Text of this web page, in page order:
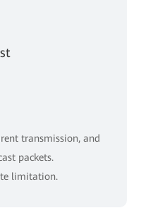
transmission, and
packets.
limitation.